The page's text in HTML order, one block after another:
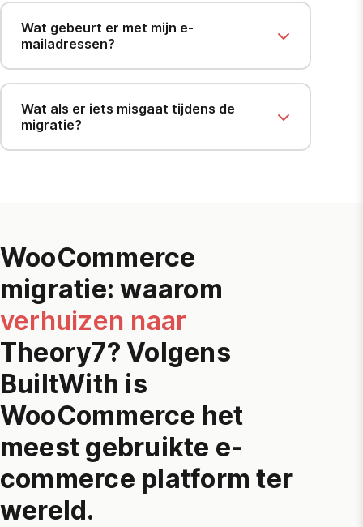
Wat gebeurt er met mijn e-
mailadressen?
Wat als er iets misgaat tijdens de
migratie?
WooCommerce
migratie: waarom
verhuizen naar
Theory7? Volgens
BuiltWith is
WooCommerce het
meest gebruikte e-
commerce platform ter
wereld.